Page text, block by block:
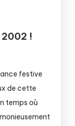
2002 !
festive
de cette
temps où